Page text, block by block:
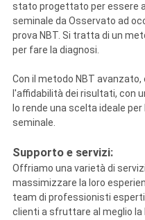
stato progettato per essere
seminale da Osservato ad
prova NBT. Si tratta di un
per fare la diagnosi.
Con il metodo NBT
l'affidabilità dei risultati, con
lo rende una scelta ideale
seminale.
Supporto e servizi:
Offriamo una varietà di
massimizzare la loro
team di professionisti
clienti a sfruttare al meglio la